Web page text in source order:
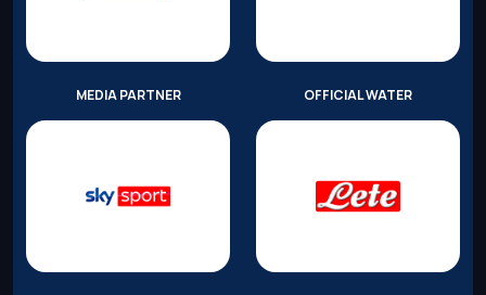
MEDIA PARTNER OFFICIAL WATER